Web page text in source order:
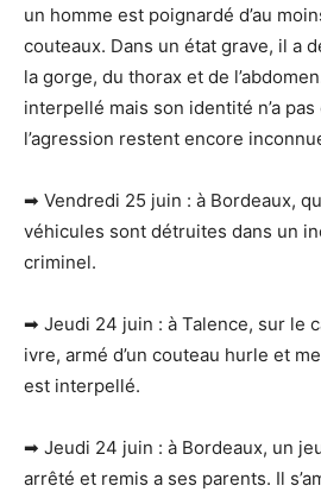
un homme est poignardé d’au
couteaux. Dans un état grave, il a
la gorge, du thorax et de
interpellé mais son identité n’a
l’agression restent encore
➡ Vendredi 25 juin : à Bordeaux,
véhicules sont détruites dans un
criminel.
➡ Jeudi 24 juin : à Talence, sur le
ivre, armé d’un couteau hurle et
est interpellé.
➡ Jeudi 24 juin : à Bordeaux, un
arrêté et remis a ses parents. Il